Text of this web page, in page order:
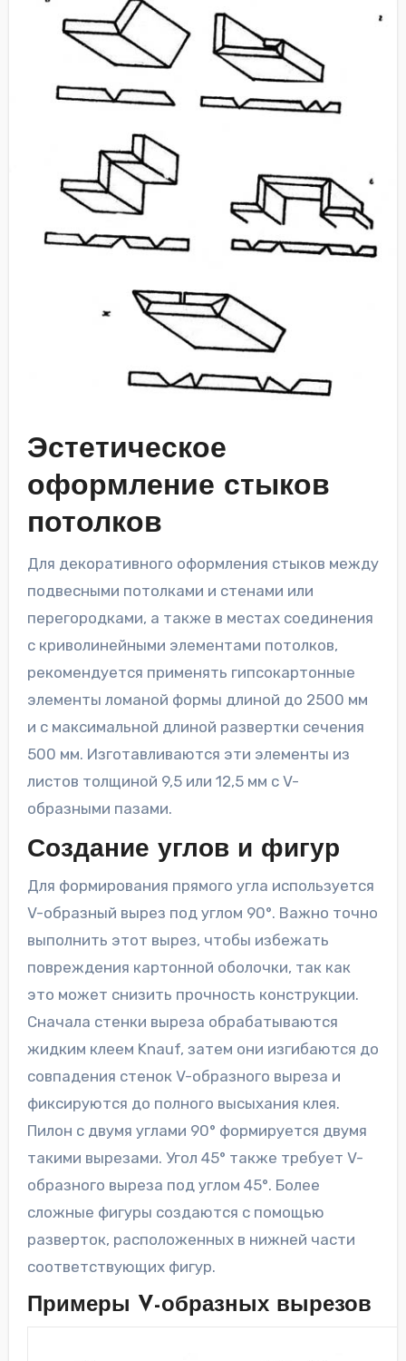
Эстетическое
оформление стыков
потолков
Для декоративного оформления стыков между
подвесными потолками и стенами или
перегородками, а также в местах соединения
с криволинейными элементами потолков,
рекомендуется применять гипсокартонные
элементы ломаной формы длиной до 2500 мм
и с максимальной длиной развертки сечения
500 мм. Изготавливаются эти элементы из
листов толщиной 9,5 или 12,5 мм с V-
образными пазами.
Создание углов и фигур
Для формирования прямого угла используется
V-образный вырез под углом 90°. Важно точно
выполнить этот вырез, чтобы избежать
повреждения картонной оболочки, так как
это может снизить прочность конструкции.
Сначала стенки выреза обрабатываются
жидким клеем Knauf, затем они изгибаются до
совпадения стенок V-образного выреза и
фиксируются до полного высыхания клея.
Пилон с двумя углами 90° формируется двумя
такими вырезами. Угол 45° также требует V-
образного выреза под углом 45°. Более
сложные фигуры создаются с помощью
разверток, расположенных в нижней части
соответствующих фигур.
Примеры V-образных вырезов